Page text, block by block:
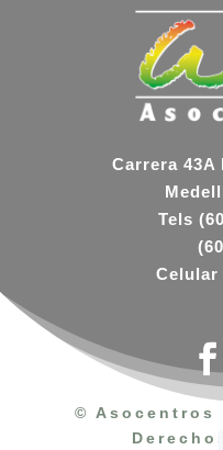
Carrera 43A
Tels
Celular
© Asocentros